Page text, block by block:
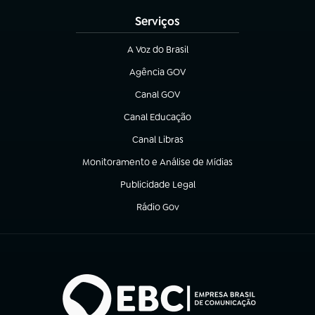
Serviços
A Voz do Brasil
(abre em nova aba)
Agência GOV
(abre em nova aba)
Canal GOV
(abre em nova aba)
Canal Educação
(abre em nova aba)
Canal Libras
(abre em nova aba)
Monitoramento e Análise de Mídias
(abre em nova aba)
Publicidade Legal
(abre em nova aba)
Rádio Gov
(abre em nova aba)